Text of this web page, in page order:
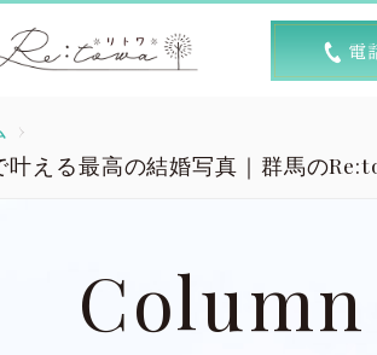
ップ
Top
スタジオ
叶える最高の結婚写真｜群馬の
Column